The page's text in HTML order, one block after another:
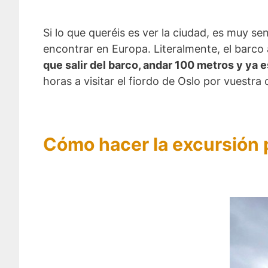
Si lo que queréis es ver la ciudad, es muy
encontrar en Europa. Literalmente, el
que salir del barco, andar 100 metros y ya
horas a visitar el fiordo de Oslo por vuestra
Cómo hacer la